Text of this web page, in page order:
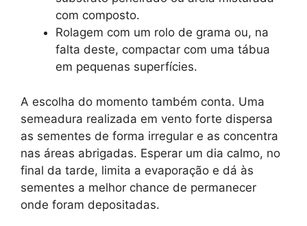
com composto.
Rolagem com um rolo de grama ou, na
falta deste, compactar com uma tábua
em pequenas superfícies.
A escolha do momento também conta. Uma
semeadura realizada em vento forte dispersa
as sementes de forma irregular e as concentra
nas áreas abrigadas. Esperar um dia calmo, no
final da tarde, limita a evaporação e dá às
sementes a melhor chance de permanecer
onde foram depositadas.